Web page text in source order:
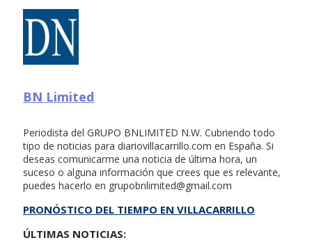
BN Limited
Periodista del GRUPO BNLIMITED N.W. Cubriendo todo
tipo de noticias para diariovillacarrillo.com en España. Si
deseas comunicarme una noticia de última hora, un
suceso o alguna información que crees que es relevante,
puedes hacerlo en grupobnlimited@gmail.com
PRONÓSTICO DEL TIEMPO EN VILLACARRILLO
ÚLTIMAS NOTICIAS: